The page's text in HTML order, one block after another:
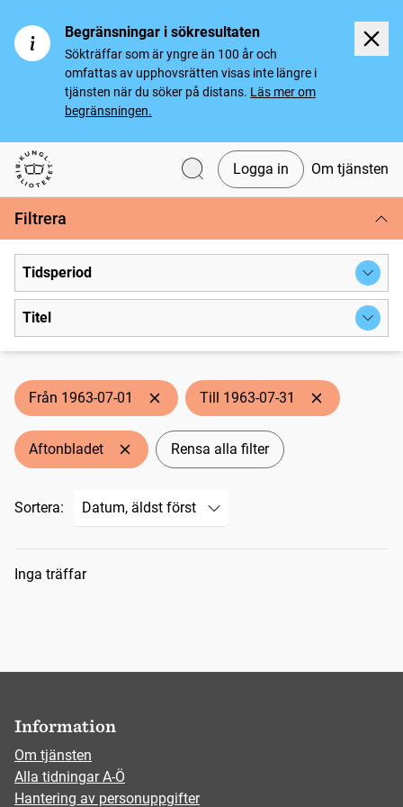
Begränsningar i sökresultaten
Sökträffar som är yngre än 100 år och
omfattas av upphovsrätten visas inte längre i
tjänsten när du söker på distans. Läs mer om
begränsningen.
Svenska tidningar
Logga in Om tjänsten
Filtrera
Tidsperiod
Titel
Från 1963-07-01 Till 1963-07-31
Aftonbladet Rensa alla filter
Sortera:
Sökresultat
Inga träffar
Information
Om tjänsten
Alla tidningar A-Ö
Hantering av personuppgifter